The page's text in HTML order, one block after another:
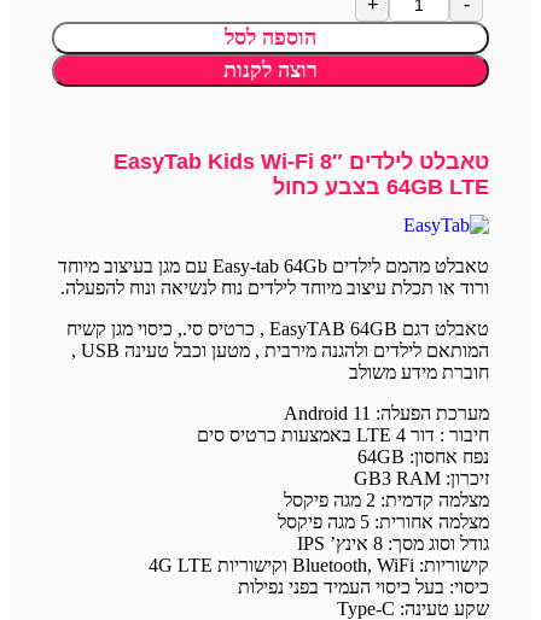
הוספה לסל
רוצה לקנות
טאבלט לילדים EasyTab Kids Wi-Fi 8″
64GB LTE בצבע כחול
טאבלט מהמם לילדים Easy-tab 64Gb עם מגן בעיצוב מיוחד
ורוד או תכלת עיצוב מיוחד לילדים נוח לנשיאה ונוח להפעלה.
טאבלט דגם EasyTAB 64GB , כרטיס סי., כיסוי מגן קשיח
המותאם לילדים ולהגנה מירבית , מטען וכבל טעינה USB ,
חוברת מידע משולב
מערכת הפעלה: Android 11
חיבור : דור 4 LTE באמצעות כרטיס סים
נפח אחסון: 64GB
זיכרון: GB3 RAM
מצלמה קדמית: 2 מגה פיקסל
מצלמה אחורית: 5 מגה פיקסל
גודל וסוג מסך: 8 אינץ’ IPS
קישוריות: Bluetooth, WiFi וקישוריות 4G LTE
כיסוי: בעל כיסוי העמיד בפני נפילות
שקע טעינה: Type-C